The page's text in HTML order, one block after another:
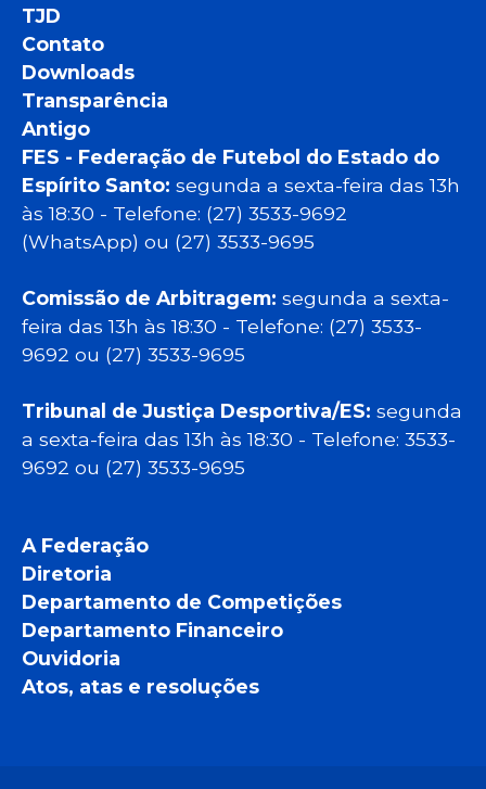
TJD
Contato
Downloads
Transparência
Antigo
FES - Federação de Futebol do Estado do
Espírito Santo: segunda a sexta-feira das 13h
às 18:30 - Telefone: (27) 3533-9692
(WhatsApp) ou (27) 3533-9695
Comissão de Arbitragem: segunda a sexta-
feira das 13h às 18:30 - Telefone: (27) 3533-
9692 ou (27) 3533-9695
Tribunal de Justiça Desportiva/ES: segunda
a sexta-feira das 13h às 18:30 - Telefone: 3533-
9692 ou (27) 3533-9695
A Federação
Diretoria
Departamento de Competições
Departamento Financeiro
Ouvidoria
Atos, atas e resoluções